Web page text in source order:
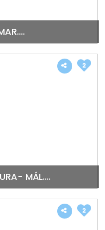
MÁL....
2
2